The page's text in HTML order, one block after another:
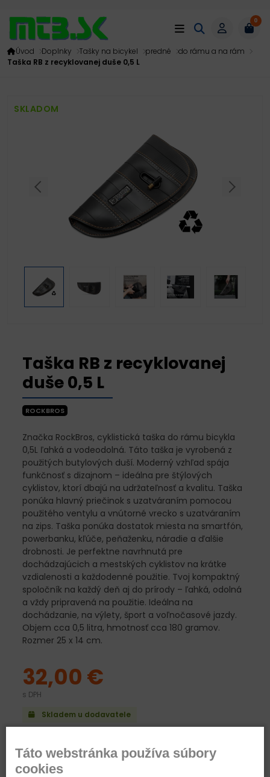
0
Úvod Doplnky Tašky na bicykel predné
do rámu a na rám
Taška RB z recyklovanej duše 0,5 L
SKLADOM
Taška RB z recyklovanej
duše 0,5 L
ROCKBROS
Značka RockBros, cyklistická taška do rámu bicykla
0,5L ľahká a vodeodolná. Táto taška je vyrobená z
použitých butylových duší. Moderný vzhľad spája
funkčnosť s dizajnom – ideálna pre štýlových
cyklistov, ktorí dbajú na udržateľnosť a kvalitu. Taška
ponúka hlavný priečinok s uzatváraním pomocou
použitého ventylu a vnútorné vrecko s uzatváraním
na zips. Taška ponúka dostatok miesta na smartfón,
powerbanku, kľúče, peňaženku, náradie a ďalšie
drobnosti. Je perfektne navrhnutá pre
dochádzajúcich a mestských cyklistov na krátke
vzdialenosti a každodenné použitie. Tvoj kompaktný
spoločník na každý deň aj do prírody – ľahká, odolná
a vždy pripravená na použitie. Ideálna na
dochádzanie, na výlety, šport a voľnočasové jazdy.
Objem cca 0,5 litra, hmotnosť cca 180 gramov.
Rozmer 25 x 14 cm.
Skladem u dodavatele
32,00 €
s DPH
Táto webstránka používa súbory
cookies